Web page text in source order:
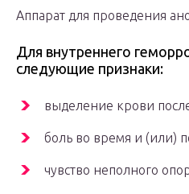
Аппарат для проведения
Для внутреннего
следующие признаки:
выделение крови
боль во время и (или)
чувство неполного